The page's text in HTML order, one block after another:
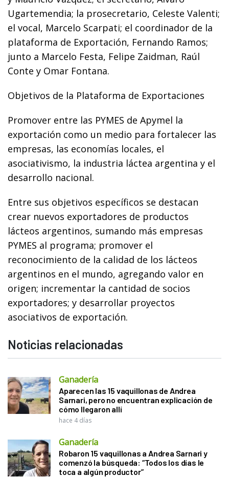
Ugartemendia; la prosecretario, Celeste Valenti;
el vocal, Marcelo Scarpati; el coordinador de la
plataforma de Exportación, Fernando Ramos;
junto a Marcelo Festa, Felipe Zaidman, Raúl
Conte y Omar Fontana.
Objetivos de la Plataforma de Exportaciones
Promover entre las PYMES de Apymel la
exportación como un medio para fortalecer las
empresas, las economías locales, el
asociativismo, la industria láctea argentina y el
desarrollo nacional.
Entre sus objetivos específicos se destacan
crear nuevos exportadores de productos
lácteos argentinos, sumando más empresas
PYMES al programa; promover el
reconocimiento de la calidad de los lácteos
argentinos en el mundo, agregando valor en
origen; incrementar la cantidad de socios
exportadores; y desarrollar proyectos
asociativos de exportación.
Noticias relacionadas
Ganadería
Aparecen las 15 vaquillonas de Andrea
Sarnari, pero no encuentran explicación de
cómo llegaron allí
hace 4 días
Ganadería
Robaron 15 vaquillonas a Andrea Sarnari y
comenzó la búsqueda: “Todos los días le
toca a algún productor”